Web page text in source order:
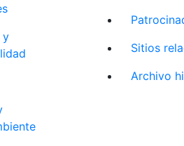
y
Sitios
Archivo